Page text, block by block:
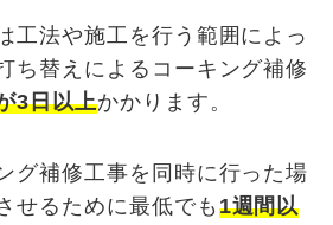
工法や施工を行う範囲によっ
ち替えによるコーキング補修
3日以上かかります。
グ補修工事を同時に行った場
せるために最低でも 1週間以